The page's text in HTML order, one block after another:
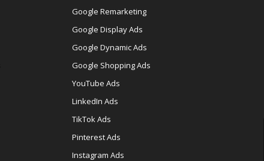
Google Remarketing
Google Display Ads
Google Dynamic Ads
Google Shopping Ads
YouTube Ads
LinkedIn Ads
TikTok Ads
Pinterest Ads
Instagram Ads